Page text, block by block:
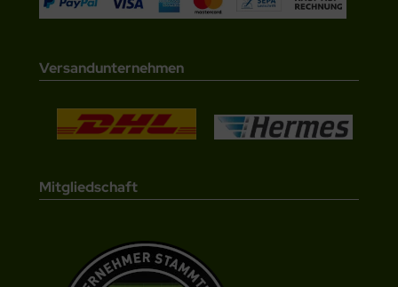
Versandunternehmen
Mitgliedschaft